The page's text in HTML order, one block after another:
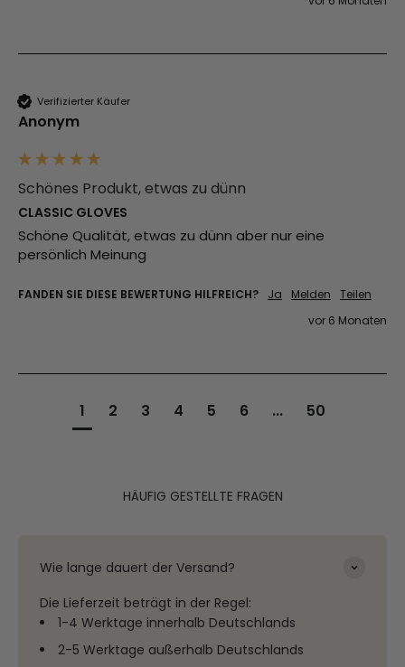
Verifizierter Käufer
Anonym
Schönes Produkt, etwas zu dünn
CLASSIC GLOVES
Schöne Qualität, etwas zu dünn aber nur eine
persönlich Meinung
FANDEN SIE DIESE BEWERTUNG HILFREICH? Ja Melden
Teilen
vor 6 Monaten
1 2 3 4 5 6 ... 50
HÄUFIG GESTELLTE FRAGEN
Wie lange dauert der Versand?
Die Lieferzeit beträgt in der Regel:
1-4 Werktage innerhalb Deutschlands
2-5 Werktage außerhalb Deutschlands